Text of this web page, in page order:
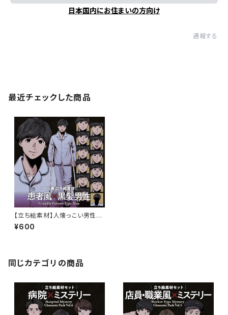
日本国内にお住まいの方向け
通報する
最近チェックした商品
【立ち絵素材】人懐っこい男性患
者キャラクター｜表情13種・ペ
ン画風・TRPG・ミステリー向け
¥600
同じカテゴリの商品